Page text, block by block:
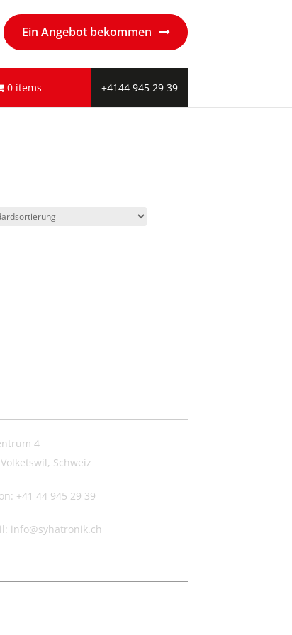
Ein Angebot bekommen
+4144 945 29 39
0 items
4
Schweiz
+41 44 945 29 39
info@syhatronik.ch